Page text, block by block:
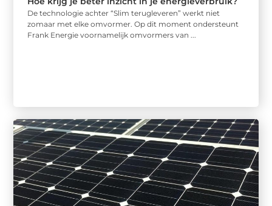
De technologie achter “Slim terugleveren” werkt niet
zomaar met elke omvormer. Op dit moment ondersteunt
Frank Energie voornamelijk omvormers van ...